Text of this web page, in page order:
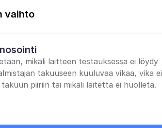
vaihto
mikäli laitteen testauksessa ei löydy
takuuseen kuuluvaa vikaa, vika ei
piiriin tai mikäli laitetta ei huolleta.